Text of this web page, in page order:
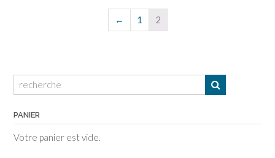
← 1 2
PANIER
Votre panier est vide.